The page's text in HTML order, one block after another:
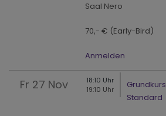
Saal Nero
70,- € (Early-Bird)
Anmelden
Fr 27 Nov
18:10 Uhr
19:10 Uhr
Grundkurs
Standard